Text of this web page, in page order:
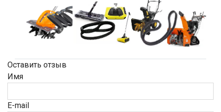
Оставить отзыв
Имя
E-mail